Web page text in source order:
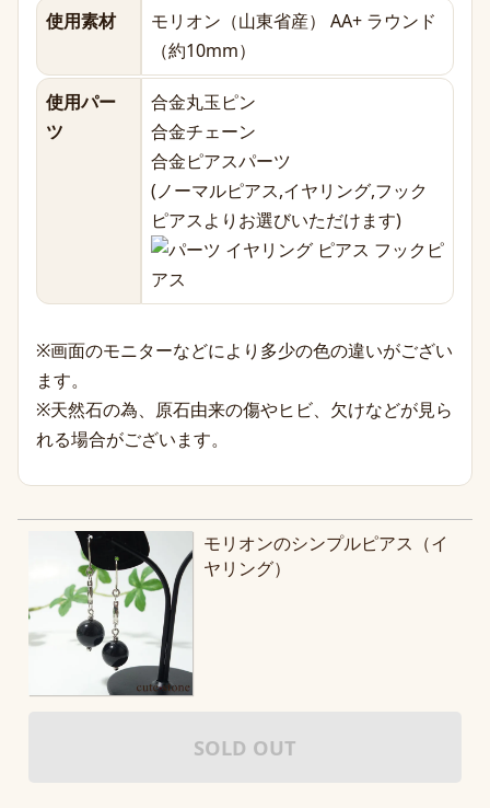
使用素材
モリオン（山東省産） AA+ ラウンド
（約10mm）
使用パー
ツ
合金丸玉ピン
合金チェーン
合金ピアスパーツ
(ノーマルピアス,イヤリング,フック
ピアスよりお選びいただけます)
※画面のモニターなどにより多少の色の違いがござい
ます。
※天然石の為、原石由来の傷やヒビ、欠けなどが見ら
れる場合がございます。
モリオンのシンプルピアス（イ
ヤリング）
SOLD OUT